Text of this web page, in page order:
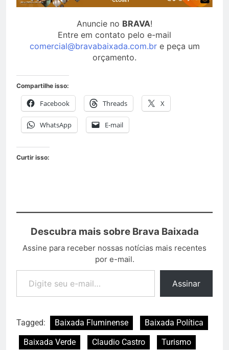
Anuncie no BRAVA!
Entre em contato pelo e-mail
comercial@bravabaixada.com.bre peça um
orçamento.
Compartilhe isso:
Facebook Threads X
WhatsApp E-mail
Curtir isso:
Descubra mais sobre Brava Baixada
Assine para receber nossas notícias mais recentes
por e-mail.
Assinar
Tagged: Baixada Fluminense
Baixada Política
Baixada Verde
Claudio Castro Turismo